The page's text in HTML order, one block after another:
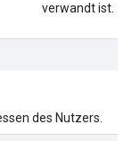
verwandt ist.
des Nutzers.